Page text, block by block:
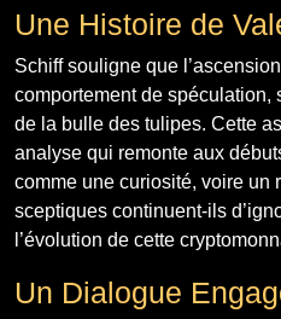
Une Histoire de
Schiff souligne que
comportement de
de la bulle des tulipes. Cette
analyse qui remonte aux
comme une curiosité, voire un
sceptiques continuent-ils
l’évolution de cette
Un Dialogue